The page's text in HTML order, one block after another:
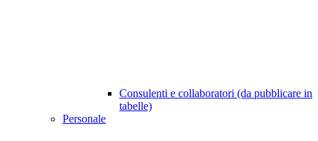
Consulenti e collaboratori (da pubblicare in
tabelle)
Personale